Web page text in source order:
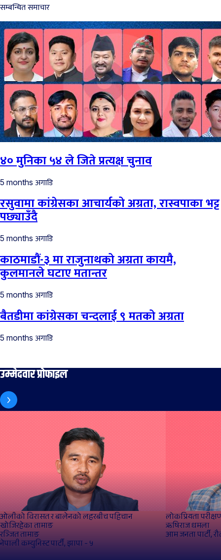
सम्बन्धित समाचार
४० मुनिका ५४ ले जिते प्रत्यक्ष चुनाव
5 months अगाडि
रसुवामा कांग्रेसका आचार्यको अग्रता, रास्वपाका भट्ट
पछ्याउँदै
5 months अगाडि
काठमाडौं-३ मा राजुनाथको अग्रता कायमै,
कुलमानले घटाए मतान्तर
5 months अगाडि
बैतडीमा कांग्रेसका चन्दलाई ९ मतको अग्रता
5 months अगाडि
उम्मेदवार प्रोफाइल
ओलीको विरासत र बालेनको लहरबीच पहिचान
खोजिरहेका तामाङ
रञ्जित तामाङ
नेपाली कम्युनिस्ट पार्टी, झापा - ५
लोकप्रियता
ऋषिराज धमला
आम जनता पार्टी,